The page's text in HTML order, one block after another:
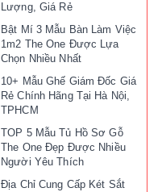
Lượng, Giá Rẻ
Bật Mí 3 Mẫu Bàn Làm Việc
1m2 The One Được Lựa
Chọn Nhiều Nhất
10+ Mẫu Ghế Giám Đốc Giá
Rẻ Chính Hãng Tại Hà Nội,
TPHCM
TOP 5 Mẫu Tủ Hồ Sơ Gỗ
The One Đẹp Được Nhiều
Người Yêu Thích
Địa Chỉ Cung Cấp Két Sắt